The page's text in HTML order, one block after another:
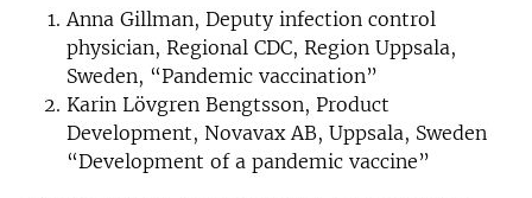
Anna Gillman, Deputy infection control
physician, Regional CDC, Region Uppsala,
Sweden, “Pandemic vaccination”
Karin Lövgren Bengtsson, Product
Development, Novavax AB, Uppsala, Sweden
“Development of a pandemic vaccine”